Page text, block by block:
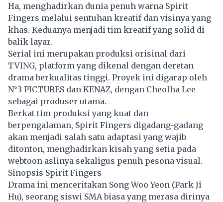
Ha, menghadirkan dunia penuh warna Spirit
Fingers melalui sentuhan kreatif dan visinya yang
khas. Keduanya menjadi tim kreatif yang solid di
balik layar.
Serial ini merupakan produksi orisinal dari
TVING, platform yang dikenal dengan deretan
drama berkualitas tinggi. Proyek ini digarap oleh
N°3 PICTURES dan KENAZ, dengan Cheolha Lee
sebagai produser utama.
Berkat tim produksi yang kuat dan
berpengalaman, Spirit Fingers digadang-gadang
akan menjadi salah satu adaptasi yang wajib
ditonton, menghadirkan kisah yang setia pada
webtoon aslinya sekaligus penuh pesona visual.
Sinopsis Spirit Fingers
Drama ini menceritakan Song Woo Yeon (Park Ji
Hu), seorang siswi SMA biasa yang merasa dirinya